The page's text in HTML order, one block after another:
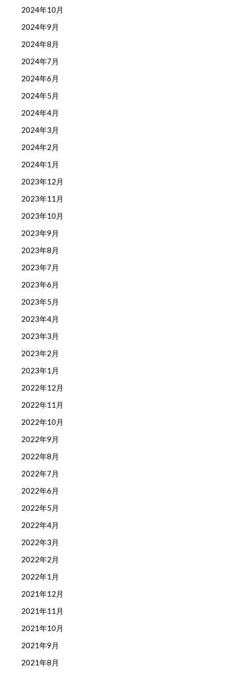
2024年10月
2024年9月
2024年8月
2024年7月
2024年6月
2024年5月
2024年4月
2024年3月
2024年2月
2024年1月
2023年12月
2023年11月
2023年10月
2023年9月
2023年8月
2023年7月
2023年6月
2023年5月
2023年4月
2023年3月
2023年2月
2023年1月
2022年12月
2022年11月
2022年10月
2022年9月
2022年8月
2022年7月
2022年6月
2022年5月
2022年4月
2022年3月
2022年2月
2022年1月
2021年12月
2021年11月
2021年10月
2021年9月
2021年8月